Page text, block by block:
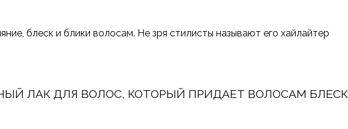
блеск и блики волосам. Не зря стилисты называют его хайлайтер
ЛАК ДЛЯ ВОЛОС, КОТОРЫЙ ПРИДАЕТ ВОЛОСАМ БЛЕСК